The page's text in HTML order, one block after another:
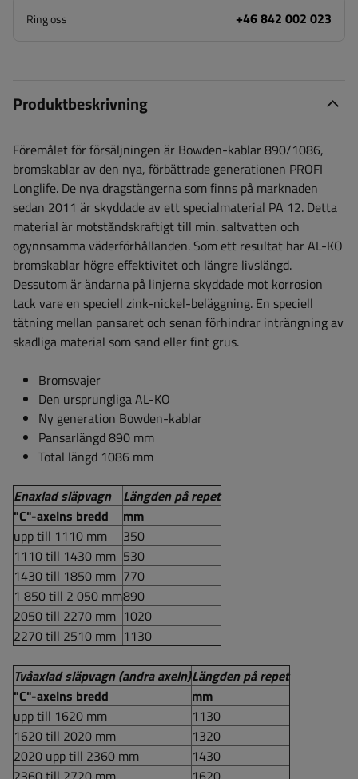
Ring oss +46 842 002 023
Produktbeskrivning
Föremålet för försäljningen är Bowden-kablar 890/1086,
bromskablar av den nya, förbättrade generationen PROFI
Longlife. De nya dragstängerna som finns på marknaden
sedan 2011 är skyddade av ett specialmaterial PA 12. Detta
material är motståndskraftigt till min. saltvatten och
ogynnsamma väderförhållanden. Som ett resultat har AL-KO
bromskablar högre effektivitet och längre livslängd.
Dessutom är ändarna på linjerna skyddade mot korrosion
tack vare en speciell zink-nickel-beläggning. En speciell
tätning mellan pansaret och senan förhindrar inträngning av
skadliga material som sand eller fint grus.
Bromsvajer
Den ursprungliga AL-KO
Ny generation Bowden-kablar
Pansarlängd 890 mm
Total längd 1086 mm
Enaxlad släpvagn
Längden på repet
"C"-axelns bredd
mm
upp till 1110 mm
350
1110 till 1430 mm 530
1430 till 1850 mm 770
1 850 till 2 050 mm890
2050 till 2270 mm 1020
2270 till 2510 mm 1130
Tvåaxlad släpvagn (andra axeln)Längden på repet
"C"-axelns bredd
mm
upp till 1620 mm
1130
1620 till 2020 mm
1320
2020 upp till 2360 mm
1430